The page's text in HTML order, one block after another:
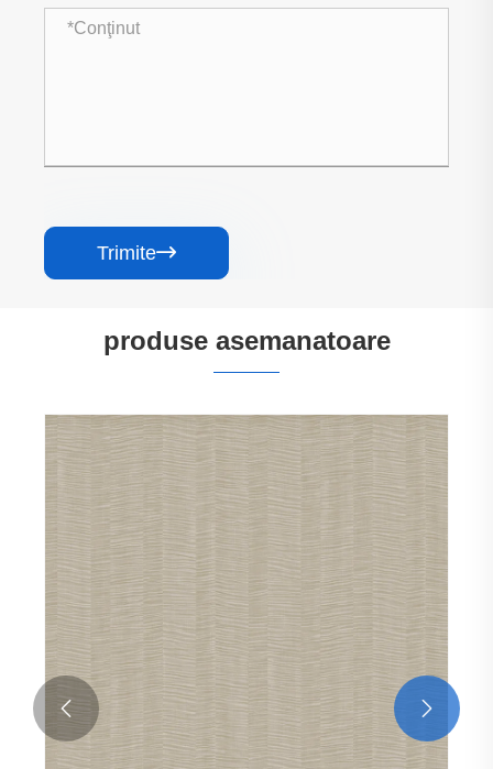
Trimite
produse asemanatoare
Placă de perete rezistentă la impact cu
textură
Vezi mai mult >>
 